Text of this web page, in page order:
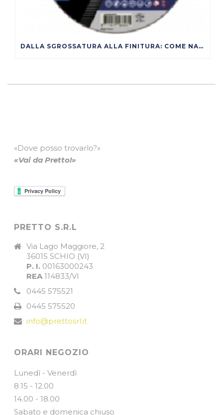
DALLA SGROSSATURA ALLA FINITURA: COME NASCE UNA SUPERFICIE METALLICA DI QUALITÀ
«Dove posso trovarlo?»
«Vai da Pretto!»
PRETTO S.R.L
Via Lago Maggiore, 2
36015 SCHIO (VI)
P. I. 00163000243
REA114833/VI
0445 575521
0445 575520
info@prettosrl.it
ORARI NEGOZIO
Lunedì - Venerdì
8.15 - 12.00
14.00 - 18.00
Sabato e domenica chiuso